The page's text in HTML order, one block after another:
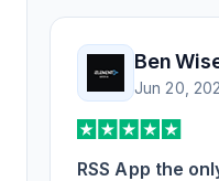
Ben
Jun 20,
RSS App the